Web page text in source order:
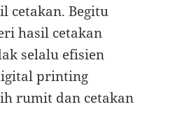
cetakan. Begitu
hasil cetakan
selalu efisien
printing
rumit dan cetakan